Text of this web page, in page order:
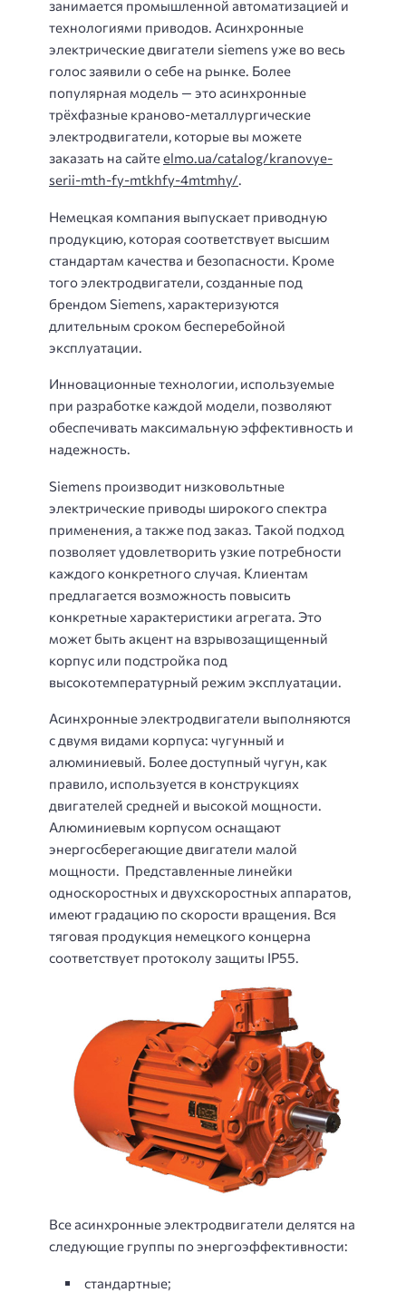
занимается промышленной автоматизацией и
технологиями приводов. Асинхронные
электрические двигатели siemens уже во весь
голос заявили о себе на рынке. Более
популярная модель — это асинхронные
трёхфазные краново-металлургические
электродвигатели, которые вы можете
заказать на сайтеelmo.ua/catalog/kranovye-
serii-mth-fy-mtkhfy-4mtmhy/.
Немецкая компания выпускает приводную
продукцию, которая соответствует высшим
стандартам качества и безопасности. Кроме
того электродвигатели, созданные под
брендом Siemens, характеризуются
длительным сроком бесперебойной
эксплуатации.
Инновационные технологии, используемые
при разработке каждой модели, позволяют
обеспечивать максимальную эффективность и
надежность.
Siemens производит низковольтные
электрические приводы широкого спектра
применения, а также под заказ. Такой подход
позволяет удовлетворить узкие потребности
каждого конкретного случая. Клиентам
предлагается возможность повысить
конкретные характеристики агрегата. Это
может быть акцент на взрывозащищенный
корпус или подстройка под
высокотемпературный режим эксплуатации.
Асинхронные электродвигатели выполняются
с двумя видами корпуса: чугунный и
алюминиевый. Более доступный чугун, как
правило, используется в конструкциях
двигателей средней и высокой мощности.
Алюминиевым корпусом оснащают
энергосберегающие двигатели малой
мощности. Представленные линейки
односкоростных и двухскоростных аппаратов,
имеют градацию по скорости вращения. Вся
тяговая продукция немецкого концерна
соответствует протоколу защиты IP55.
Все асинхронные электродвигатели делятся на
следующие группы по энергоэффективности:
стандартные;